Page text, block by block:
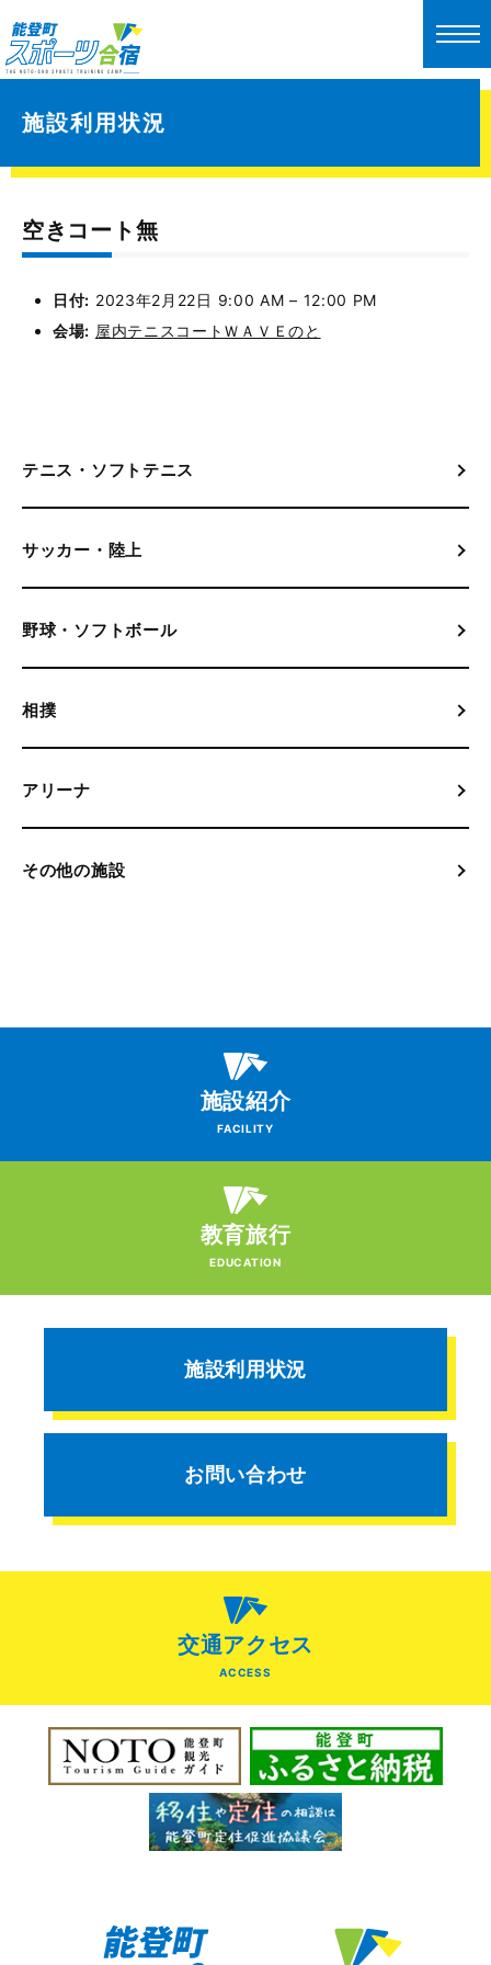
施設利用状況
空きコート無
日付: 2023年2月22日 9:00 AM – 12:00 PM
会場: 屋内テニスコートＷＡＶＥのと
テニス・ソフトテニス
サッカー・陸上
野球・ソフトボール
相撲
アリーナ
その他の施設
施設紹介
FACILITY
教育旅行
EDUCATION
施設利用状況
お問い合わせ
交通アクセス
ACCESS